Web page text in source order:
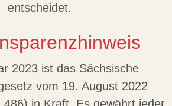
entscheidet.
2023 ist das Sächsische
vom 19. August 2022